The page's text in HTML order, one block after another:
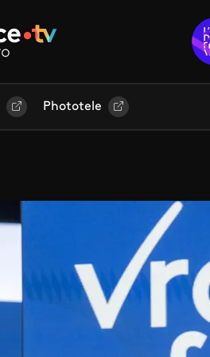
Phototele